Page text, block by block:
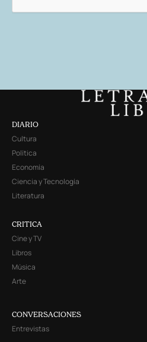
DIARIO
Cultura
Política
Economía
Ciencia y Tecnología
Literatura
CRITICA
Cine y TV
Libros
Música
Arte
CONVERSACIONES
Entrevistas